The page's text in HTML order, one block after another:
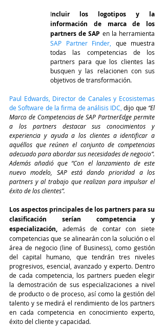
Incluir los logotipos y la
información de marca de los
partners de SAP en la herramienta
SAP Partner Finder
que muestra
todas las competencias de los
partners para que los clientes las
busquen y las relacionen con sus
objetivos de transformación.
Paul Edwards, Director de Canales y Ecosistemas
de Software de la firma de análisis IDC, dijo que “El
Marco de Competencias de SAP PartnerEdge permite
a los partners destacar sus conocimientos y
experiencia y ayuda a los clientes a identificar a
aquéllos que reúnen el conjunto de competencias
adecuado para abordar sus necesidades de negocio”.
Además añadió que “Con el lanzamiento de este
nuevo modelo, SAP está dando prioridad a los
partners y al trabajo que realizan para impulsar el
éxito de los clientes”.
Los aspectos principales de los partners para su
clasificación serían competencia y
especialización, además de contar con siete
competencias que se alinearán con la solución o el
área de negocio (line of Business), como gestión
del capital humano, que tendrán tres niveles
progresivos, esencial, avanzado y experto. Dentro
de cada competencia, los partners pueden elegir
la demostración de sus especializaciones a nivel
de producto o de proceso, así como la gestión del
talento y se medirá el rendimiento de los partners
en cada competencia en conocimiento experto,
éxito del cliente y capacidad.